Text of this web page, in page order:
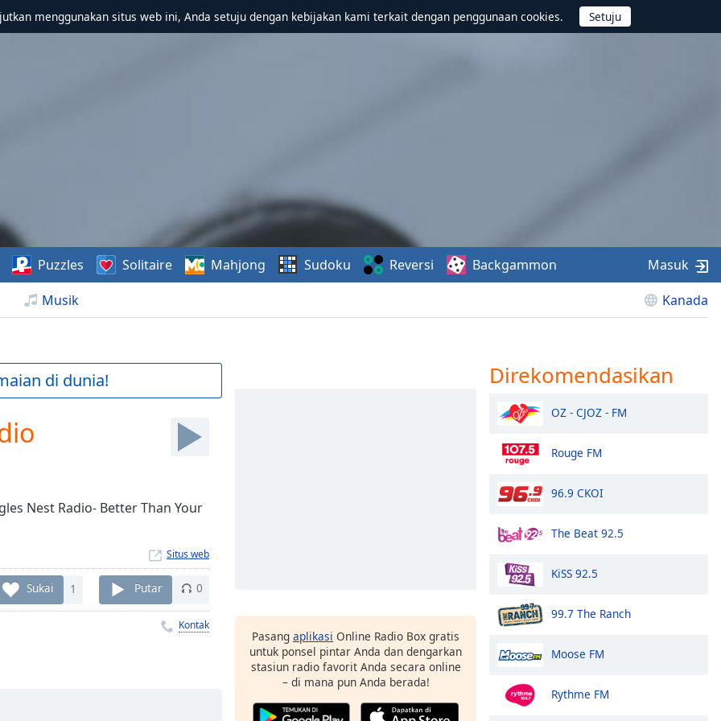
menggunakan situs web ini, Anda setuju dengan kebijakan kami terkait dengan penggunaan cookies.
Musik Kanada
Puzzles Solitaire Mahjong Sudoku Reversi Backgammon Masuk
di dunia!
Nest Radio- Better Than Your
Situs web
Sukai 1 Putar 0
Kontak
Pasang aplikasi Online Radio Box gratis
untuk ponsel pintar Anda dan dengarkan
stasiun radio favorit Anda secara online
– di mana pun Anda berada!
Direkomendasikan
OZ - CJOZ - FM
Rouge FM
96.9 CKOI
The Beat 92.5
KiSS 92.5
99.7 The Ranch
Moose FM
Rythme FM